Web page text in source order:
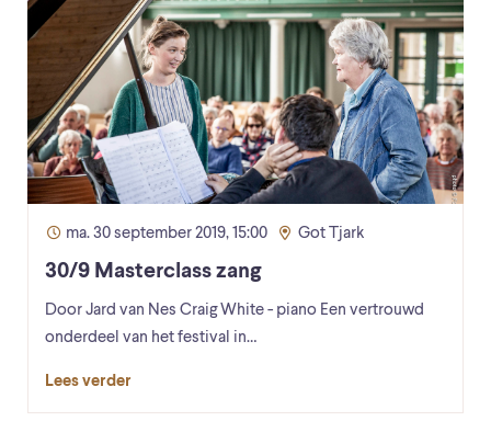
ma. 30 september 2019, 15:00 Got Tjark
30/9 Masterclass zang
Door Jard van Nes Craig White - piano Een vertrouwd
onderdeel van het festival in…
Lees verder